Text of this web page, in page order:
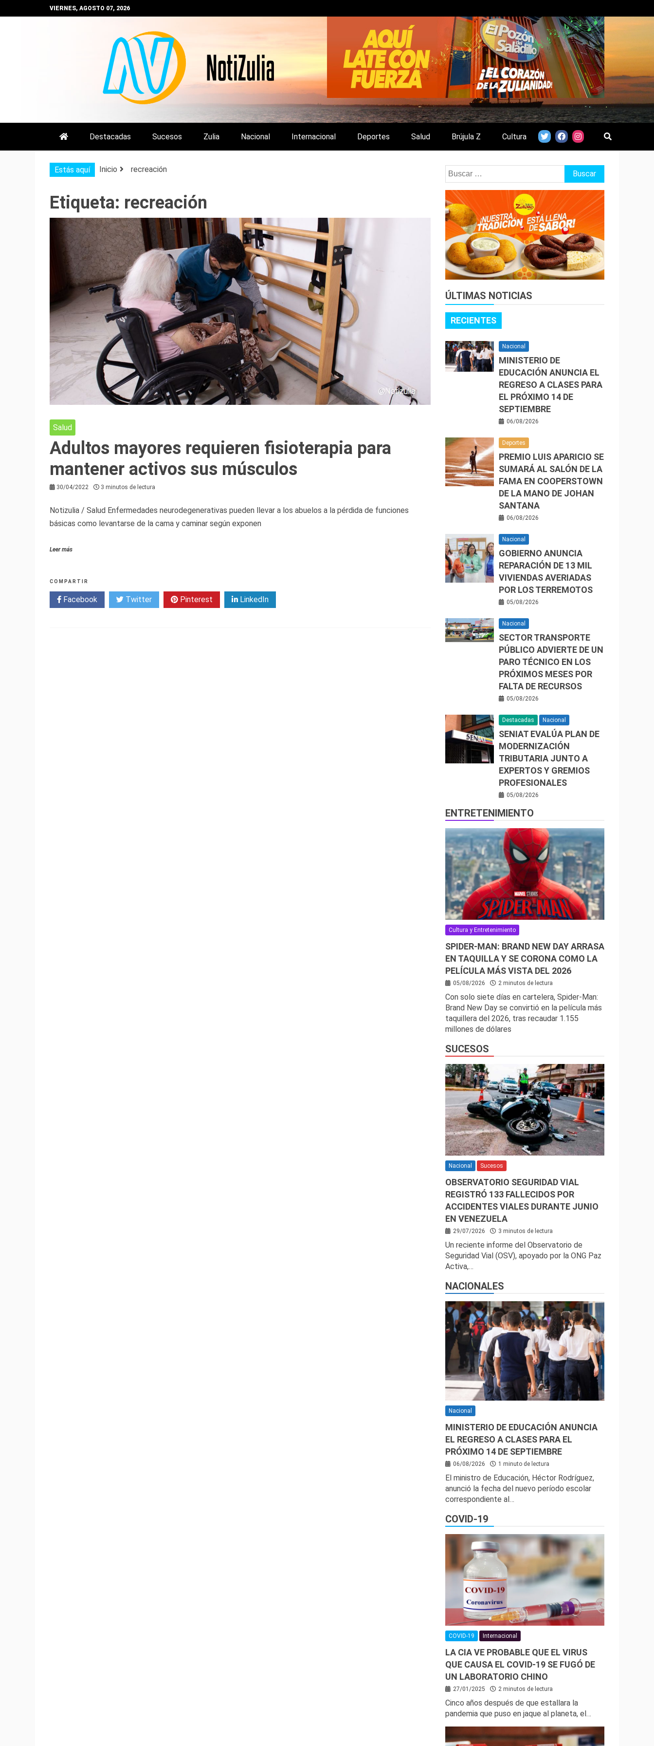
al
VIERNES, AGOSTO 07, 2026
NOTIZULIA
NOTICIAS DEL ZULIA, VENEZUELA Y DE INTERÉS GENERAL.
Destacadas Sucesos Zulia Nacional Internacional Deportes Salud Brújula Z Cultura
Estás aquí Inicio recreación
Etiqueta: recreación
Salud
Adultos mayores requieren fisioterapia para
mantener activos sus músculos
30/04/2022 3 minutos de lectura
Notizulia / Salud Enfermedades neurodegenerativas pueden llevar a los abuelos a la pérdida de funciones
básicas como levantarse de la cama y caminar según exponen
Leer más
COMPARTIR
Facebook Twitter Pinterest LinkedIn
Buscar:
ÚLTIMAS NOTICIAS
RECIENTES
Nacional
MINISTERIO DE
EDUCACIÓN ANUNCIA EL
REGRESO A CLASES PARA
EL PRÓXIMO 14 DE
SEPTIEMBRE
06/08/2026
Deportes
PREMIO LUIS APARICIO SE
SUMARÁ AL SALÓN DE LA
FAMA EN COOPERSTOWN
DE LA MANO DE JOHAN
SANTANA
06/08/2026
Nacional
GOBIERNO ANUNCIA
REPARACIÓN DE 13 MIL
VIVIENDAS AVERIADAS
POR LOS TERREMOTOS
05/08/2026
Nacional
SECTOR TRANSPORTE
PÚBLICO ADVIERTE DE UN
PARO TÉCNICO EN LOS
PRÓXIMOS MESES POR
FALTA DE RECURSOS
05/08/2026
Destacadas Nacional
SENIAT EVALÚA PLAN DE
MODERNIZACIÓN
TRIBUTARIA JUNTO A
EXPERTOS Y GREMIOS
PROFESIONALES
05/08/2026
ENTRETENIMIENTO
Cultura y Entretenimiento
SPIDER-MAN: BRAND NEW DAY ARRASA
EN TAQUILLA Y SE CORONA COMO LA
PELÍCULA MÁS VISTA DEL 2026
05/08/2026 2 minutos de lectura
Con solo siete días en cartelera, Spider-Man:
Brand New Day se convirtió en la película más
taquillera del 2026, tras recaudar 1.155
millones de dólares
SUCESOS
Nacional Sucesos
OBSERVATORIO SEGURIDAD VIAL
REGISTRÓ 133 FALLECIDOS POR
ACCIDENTES VIALES DURANTE JUNIO
EN VENEZUELA
29/07/2026 3 minutos de lectura
Un reciente informe del Observatorio de
Seguridad Vial (OSV), apoyado por la ONG Paz
Activa,…
NACIONALES
Nacional
MINISTERIO DE EDUCACIÓN ANUNCIA
EL REGRESO A CLASES PARA EL
PRÓXIMO 14 DE SEPTIEMBRE
06/08/2026 1 minuto de lectura
El ministro de Educación, Héctor Rodríguez,
anunció la fecha del nuevo período escolar
correspondiente al…
COVID-19
COVID-19 Internacional
LA CIA VE PROBABLE QUE EL VIRUS
QUE CAUSA EL COVID-19 SE FUGÓ DE
UN LABORATORIO CHINO
27/01/2025 2 minutos de lectura
Cinco años después de que estallara la
pandemia que puso en jaque al planeta, el…